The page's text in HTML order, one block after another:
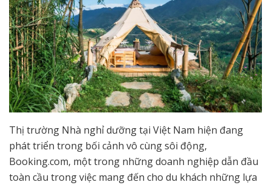
Thị trường Nhà nghỉ dưỡng tại Việt Nam hiện đang
phát triển trong bối cảnh vô cùng sôi động,
Booking.com, một trong những doanh nghiệp dẫn đầu
toàn cầu trong việc mang đến cho du khách những lựa